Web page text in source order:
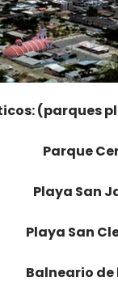
(parques
Parque
Playa San
Playa San
Balneario de